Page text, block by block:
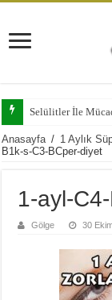
Selülitler İle
Anasayfa / 1 Aylık
B1k-s-C3-BCper-diyet
1-ayl-
Gölge 30